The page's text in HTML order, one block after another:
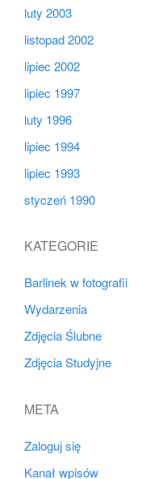
luty 2003
listopad 2002
lipiec 2002
lipiec 1997
luty 1996
lipiec 1994
lipiec 1993
styczeń 1990
KATEGORIE
Barlinek w fotografii
Wydarzenia
Zdjęcia Ślubne
Zdjęcia Studyjne
META
Zaloguj się
Kanał wpisów